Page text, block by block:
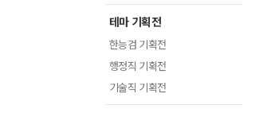
테마 기획전
한능검 기획전
행정직 기획전
기술직 기획전